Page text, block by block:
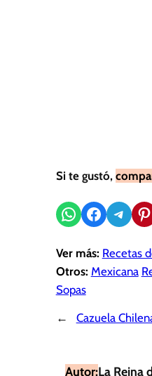
Si te gustó,
Compartir en WhatsApp
Compartir en Facebook
Compartir en
Ver más: Recetas
Otros: Mexicana
Sopas
←
Cazuela
Autor:La Reina